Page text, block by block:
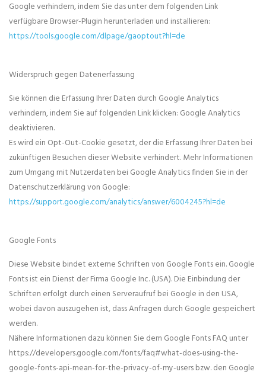
Google verhindern, indem Sie das unter dem folgenden Link
verfügbare Browser-Plugin herunterladen und installieren:
https://tools.google.com/dlpage/gaoptout?hl=de
Widerspruch gegen Datenerfassung
Sie können die Erfassung Ihrer Daten durch Google Analytics
verhindern, indem Sie auf folgenden Link klicken: Google Analytics
deaktivieren.
Es wird ein Opt-Out-Cookie gesetzt, der die Erfassung Ihrer Daten bei
zukünftigen Besuchen dieser Website verhindert. Mehr Informationen
zum Umgang mit Nutzerdaten bei Google Analytics finden Sie in der
Datenschutzerklärung von Google:
https://support.google.com/analytics/answer/6004245?hl=de
Google Fonts
Diese Website bindet externe Schriften von Google Fonts ein. Google
Fonts ist ein Dienst der Firma Google Inc. (USA). Die Einbindung der
Schriften erfolgt durch einen Serveraufruf bei Google in den USA,
wobei davon auszugehen ist, dass Anfragen durch Google gespeichert
werden.
Nähere Informationen dazu können Sie dem Google Fonts FAQ unter
https://developers.google.com/fonts/faq#what-does-using-the-
google-fonts-api-mean-for-the-privacy-of-my-users bzw. den Google